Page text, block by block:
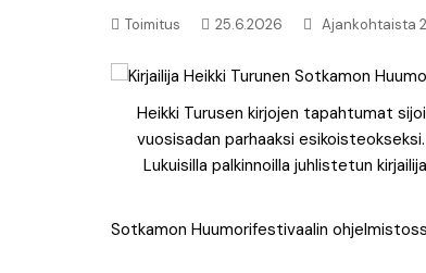
Toimitus 25.6.2026 Ajankohtaista 2
Heikki Turusen kirjojen tapahtumat
vuosisadan parhaaksi
Lukuisilla palkinnoilla juhlistetun
Sotkamon Huumorifestivaalin